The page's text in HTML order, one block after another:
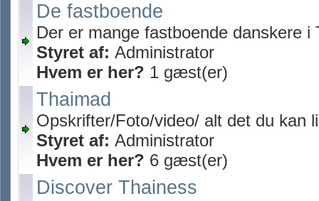
De fastboende
Der er mange fastboende danskere i
Styret af: Administrator
Hvem er her? 1 gæst(er)
Thaimad
Opskrifter/Foto/video/ alt det du kan
Styret af: Administrator
Hvem er her? 6 gæst(er)
Discover Thainess